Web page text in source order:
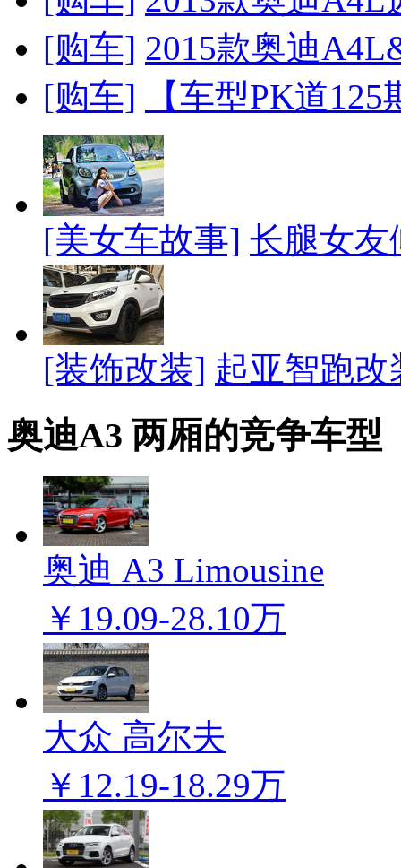
[购车] 2015款奥迪
[购车]
【车型PK道
[美女车故事] 长腿女友
[装饰改装] 起亚智跑
奥迪A3 两厢的竞争车型
奥迪 A3 Limousine
￥19.09-28.10万
大众 高尔夫
￥12.19-18.29万